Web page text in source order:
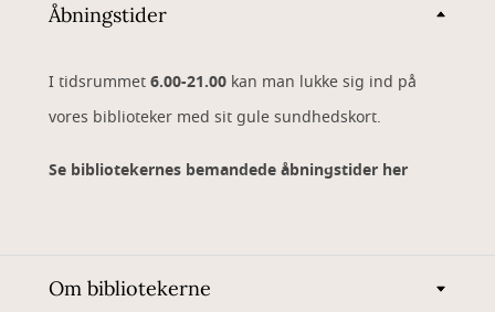
Åbningstider
I tidsrummet6.00-21.00 kan man lukke sig ind på
vores biblioteker med sit gule sundhedskort.
Se bibliotekernes bemandede åbningstider her
Om bibliotekerne